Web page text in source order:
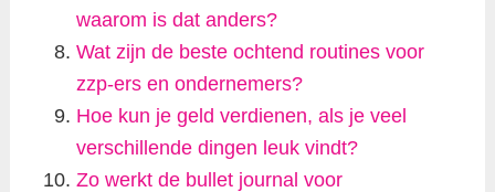
waarom is dat anders?
Wat zijn de beste ochtend routines voor
zzp-ers en ondernemers?
Hoe kun je geld verdienen, als je veel
verschillende dingen leuk vindt?
Zo werkt de bullet journal voor